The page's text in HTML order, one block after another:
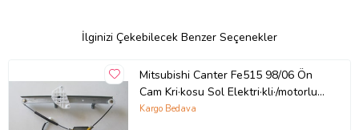
İlginizi Çekebilecek Benzer Seçenekler
Mitsubishi Canter Fe515 98/06 Ön
Cam Kri·kosu Sol Elektri·kli·/motorlu
2fi·ş 12 Volt (Fe511)
Kargo Bedava